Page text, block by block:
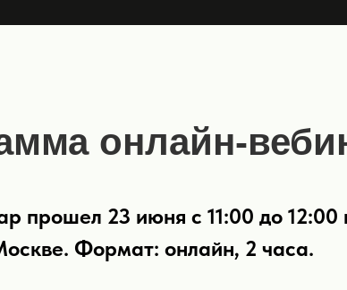
онлайн-
прошел 23 июня с 11:00 до 12:00
Формат: онлайн, 2 часа.